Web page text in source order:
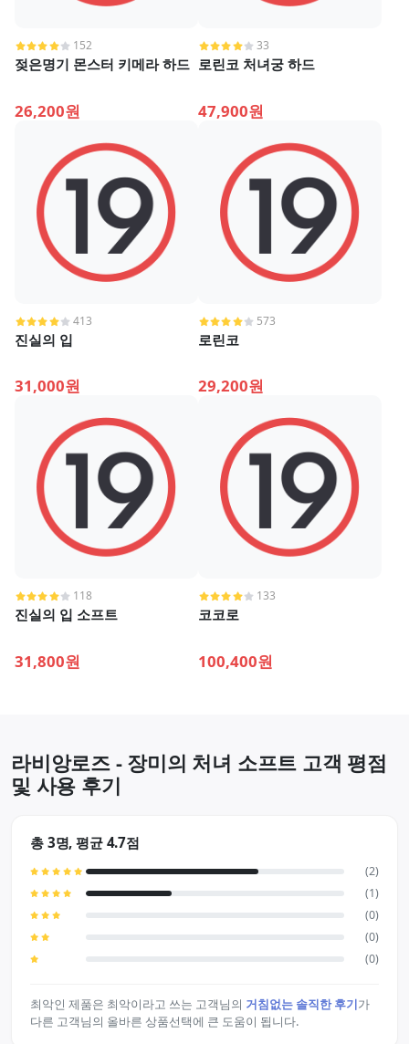
152
젖은명기 몬스터 키메라 하드
26,200원
33
로린코 처녀궁 하드
47,900원
413
진실의 입
31,000원
573
로린코
29,200원
118
진실의 입 소프트
31,800원
133
코코로
100,400원
라비앙로즈 - 장미의 처녀 소프트 고객 평점
및 사용 후기
총 3명, 평균 4.7점
(2)
(1)
(0)
(0)
(0)
최악인 제품은 최악이라고 쓰는 고객님의 거침없는 솔직한 후기가
다른 고객님의 올바른 상품선택에 큰 도움이 됩니다.